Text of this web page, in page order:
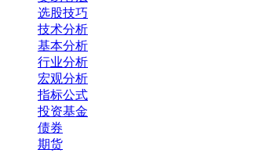
选股技巧
技术分析
基本分析
行业分析
宏观分析
指标公式
投资基金
债券
期货